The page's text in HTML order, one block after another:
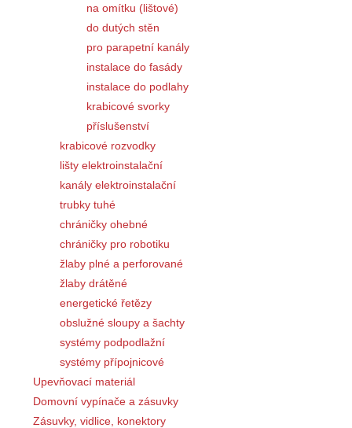
na omítku (lištové)
do dutých stěn
pro parapetní kanály
instalace do fasády
instalace do podlahy
krabicové svorky
příslušenství
krabicové rozvodky
lišty elektroinstalační
kanály elektroinstalační
trubky tuhé
chráničky ohebné
chráničky pro robotiku
žlaby plné a perforované
žlaby drátěné
energetické řetězy
obslužné sloupy a šachty
systémy podpodlažní
systémy přípojnicové
Upevňovací materiál
Domovní vypínače a zásuvky
Zásuvky, vidlice, konektory